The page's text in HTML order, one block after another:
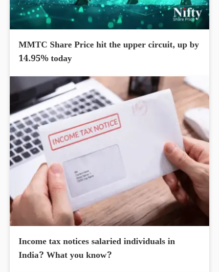
MMTC Share Price hit the upper circuit, up by
14.95% today
Income tax notices salaried individuals in
India? What you know?